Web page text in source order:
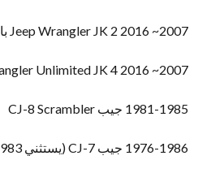
2007~ 2016 Jeep Wrangler JK 2 باب
2007~ 2016 Jeep Wrangler Unlimited JK 4 باب
1981-1985 جيب CJ-8 Scrambler
1976-1986 جيب CJ-7 (يستثني 1983 CJ-7)